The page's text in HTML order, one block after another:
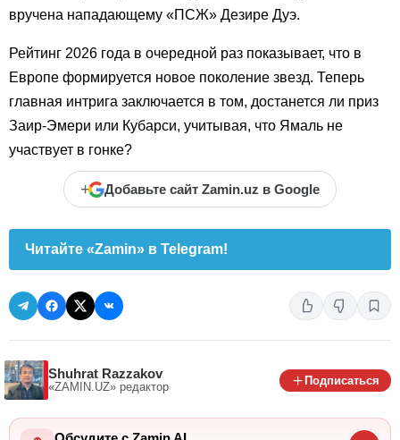
вручена нападающему «ПСЖ» Дезире Дуэ.
Рейтинг 2026 года в очередной раз показывает, что в
Европе формируется новое поколение звезд. Теперь
главная интрига заключается в том, достанется ли приз
Заир-Эмери или Кубарси, учитывая, что Ямаль не
участвует в гонке?
+ Добавьте сайт Zamin.uz в Google
Читайте «Zamin» в Telegram!
Shuhrat Razzakov
«ZAMIN.UZ» редактор
Подписаться